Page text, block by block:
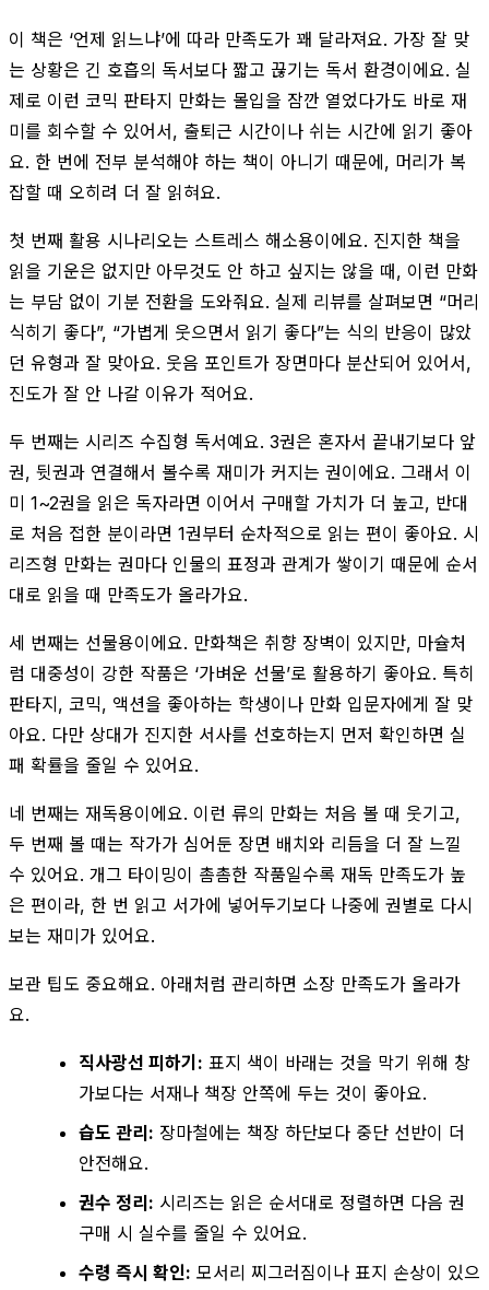
이 책은 ‘언제 읽느냐’에 따라 만족도가 꽤 달라져요. 가장 잘 맞
는 상황은 긴 호흡의 독서보다 짧고 끊기는 독서 환경이에요. 실
제로 이런 코믹 판타지 만화는 몰입을 잠깐 열었다가도 바로 재
미를 회수할 수 있어서, 출퇴근 시간이나 쉬는 시간에 읽기 좋아
요. 한 번에 전부 분석해야 하는 책이 아니기 때문에, 머리가 복
잡할 때 오히려 더 잘 읽혀요.
첫 번째 활용 시나리오는 스트레스 해소용이에요. 진지한 책을
읽을 기운은 없지만 아무것도 안 하고 싶지는 않을 때, 이런 만화
는 부담 없이 기분 전환을 도와줘요. 실제 리뷰를 살펴보면 “머리
식히기 좋다”, “가볍게 웃으면서 읽기 좋다”는 식의 반응이 많았
던 유형과 잘 맞아요. 웃음 포인트가 장면마다 분산되어 있어서,
진도가 잘 안 나갈 이유가 적어요.
두 번째는 시리즈 수집형 독서예요. 3권은 혼자서 끝내기보다 앞
권, 뒷권과 연결해서 볼수록 재미가 커지는 권이에요. 그래서 이
미 1~2권을 읽은 독자라면 이어서 구매할 가치가 더 높고, 반대
로 처음 접한 분이라면 1권부터 순차적으로 읽는 편이 좋아요. 시
리즈형 만화는 권마다 인물의 표정과 관계가 쌓이기 때문에 순서
대로 읽을 때 만족도가 올라가요.
세 번째는 선물용이에요. 만화책은 취향 장벽이 있지만, 마슐처
럼 대중성이 강한 작품은 ‘가벼운 선물’로 활용하기 좋아요. 특히
판타지, 코믹, 액션을 좋아하는 학생이나 만화 입문자에게 잘 맞
아요. 다만 상대가 진지한 서사를 선호하는지 먼저 확인하면 실
패 확률을 줄일 수 있어요.
네 번째는 재독용이에요. 이런 류의 만화는 처음 볼 때 웃기고,
두 번째 볼 때는 작가가 심어둔 장면 배치와 리듬을 더 잘 느낄
수 있어요. 개그 타이밍이 촘촘한 작품일수록 재독 만족도가 높
은 편이라, 한 번 읽고 서가에 넣어두기보다 나중에 권별로 다시
보는 재미가 있어요.
보관 팁도 중요해요. 아래처럼 관리하면 소장 만족도가 올라가
요.
직사광선 피하기: 표지 색이 바래는 것을 막기 위해 창
가보다는 서재나 책장 안쪽에 두는 것이 좋아요.
습도 관리: 장마철에는 책장 하단보다 중단 선반이 더
안전해요.
권수 정리: 시리즈는 읽은 순서대로 정렬하면 다음 권
구매 시 실수를 줄일 수 있어요.
수령 즉시 확인: 모서리 찌그러짐이나 표지 손상이 있으